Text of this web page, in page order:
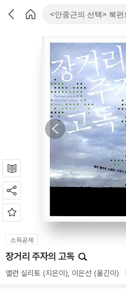
소득공제
장거리 주자의 고독
앨런 실리토 (지은이), 이은선 (옮긴이)